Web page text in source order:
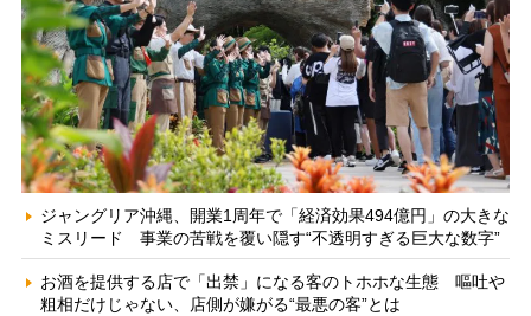
ジャングリア沖縄、開業1周年で「経済効果494億円」の大きな
ミスリード 事業の苦戦を覆い隠す“不透明すぎる巨大な数字”
お酒を提供する店で「出禁」になる客のトホホな生態 嘔吐や
粗相だけじゃない、店側が嫌がる“最悪の客”とは